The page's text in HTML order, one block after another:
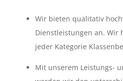
Wir bieten qualitativ
Dienstleistungen an. Wir
jeder Kategorie
Mit unserem Leistungs-